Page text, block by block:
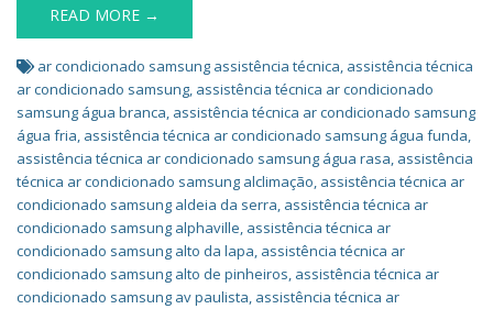
READ MORE →
ar condicionado samsung assistência técnica, assistência técnica
ar condicionado samsung, assistência técnica ar condicionado
samsung água branca, assistência técnica ar condicionado samsung
água fria, assistência técnica ar condicionado samsung água funda,
assistência técnica ar condicionado samsung água rasa, assistência
técnica ar condicionado samsung alclimação, assistência técnica ar
condicionado samsung aldeia da serra, assistência técnica ar
condicionado samsung alphaville, assistência técnica ar
condicionado samsung alto da lapa, assistência técnica ar
condicionado samsung alto de pinheiros, assistência técnica ar
condicionado samsung av paulista, assistência técnica ar